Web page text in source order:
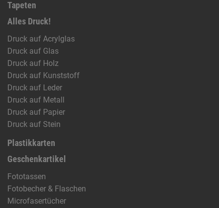
Tapeten
Alles Druck!
Druck auf Acrylglas
Druck auf Glas
Druck auf Holz
Druck auf Kunststoff
Druck auf Leder
Druck auf Metall
Druck auf Papier
Druck auf Stein
Plastikkarten
Geschenkartikel
Fototassen
Fotobecher & Flaschen
Microfasertücher